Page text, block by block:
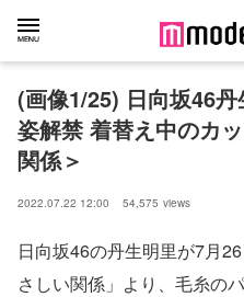
(画像1/25) 日向坂46
姿解禁 着替え中のカ
関係＞
2022.07.22 12:00 54,575 views
日向坂46の丹生明里が7月
さしい関係」より、毛糸の